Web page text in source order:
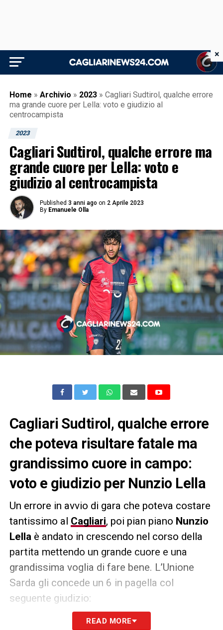
Home » Archivio » 2023 » Cagliari Sudtirol, qualche errore
ma grande cuore per Lella: voto e giudizio al
centrocampista
2023
Cagliari Sudtirol, qualche errore ma
grande cuore per Lella: voto e
giudizio al centrocampista
Published 3 anni ago on 2 Aprile 2023
By Emanuele Olla
Cagliari Sudtirol, qualche errore
che poteva risultare fatale ma
grandissimo cuore in campo:
voto e giudizio per Nunzio Lella
Un errore in avvio di gara che poteva costare
tantissimo al Cagliari, poi pian piano Nunzio
Lellaè andato in crescendo nel corso della
partita mettendo un grande cuore e una
grandissima voglia di fare bene. L’Unione
Sarda gli concede un 6 in pagella col
seguente giudizio:
«Di fisico. Di impeto. Di cuore. Tampona in
READ MORE
×